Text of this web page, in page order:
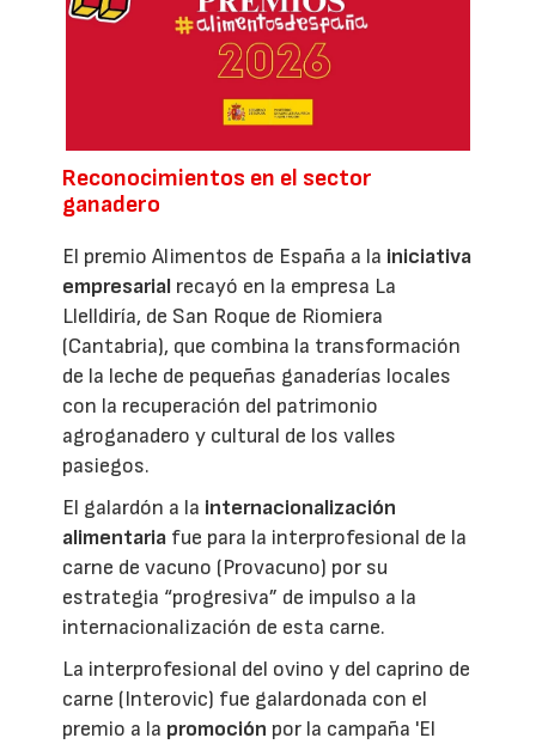
Reconocimientos en el sector
ganadero
El premio Alimentos de España a la iniciativa
empresarial recayó en la empresa La
Llelldiría, de San Roque de Riomiera
(Cantabria), que combina la transformación
de la leche de pequeñas ganaderías locales
con la recuperación del patrimonio
agroganadero y cultural de los valles
pasiegos.
El galardón a la internacionalización
alimentaria fue para la interprofesional de la
carne de vacuno (Provacuno) por su
estrategia “progresiva” de impulso a la
internacionalización de esta carne.
La interprofesional del ovino y del caprino de
carne (Interovic) fue galardonada con el
premio a la promoción por la campaña 'El